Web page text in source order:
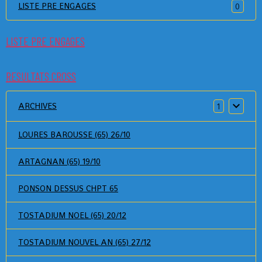
LISTE PRE ENGAGES 0
LISTE PRE ENGAGES
RESULTATS CROSS
ARCHIVES 1
LOURES BAROUSSE (65) 26/10
ARTAGNAN (65) 19/10
PONSON DESSUS CHPT 65
TOSTADIUM NOEL (65) 20/12
TOSTADIUM NOUVEL AN (65) 27/12